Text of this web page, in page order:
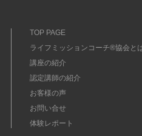
TOP PAGE
ライフミッションコーチ®協会と
講座の紹介
認定講師の紹介
お客様の声
お問い合せ
体験レポート